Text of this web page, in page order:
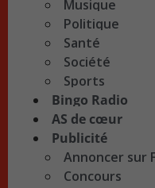
Musique
Politique
Santé
Société
Sports
Bingo Radio
AS de cœur
Publicité
Annoncer sur
Concours